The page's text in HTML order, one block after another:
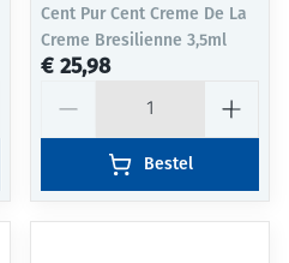
Cent Pur Cent Creme De La
Creme Bresilienne 3,5ml
€ 25,98
Bestel